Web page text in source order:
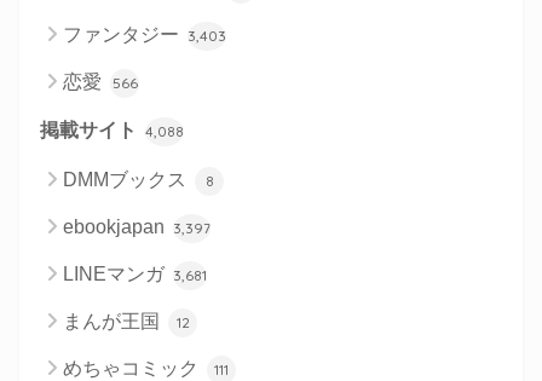
ファンタジー 3,403
恋愛 566
掲載サイト 4,088
DMMブックス 8
ebookjapan 3,397
LINEマンガ 3,681
まんが王国 12
めちゃコミック 111